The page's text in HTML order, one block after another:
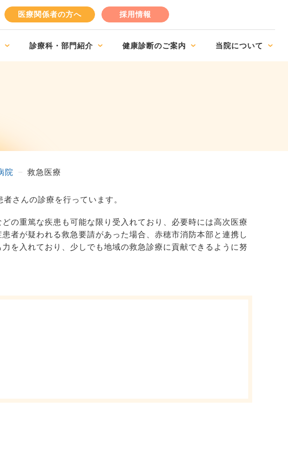
医療関係者の方へ 採用情報
診療科・部門紹介 健康診断のご案内 当院について
院 救急医療
さんの診療を行っています。
の重篤な疾患も可能な限り受入れており、必要時には高次医療
者が疑われる救急要請があった場合、赤穂市消防本部と連携し
を入れており、少しでも地域の救急診療に貢献できるように努